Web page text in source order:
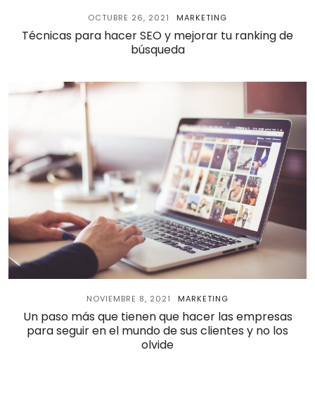
OCTUBRE 26, 2021 MARKETING
Técnicas para hacer SEO y mejorar tu ranking de
búsqueda
NOVIEMBRE 8, 2021 MARKETING
Un paso más que tienen que hacer las empresas
para seguir en el mundo de sus clientes y no los
olvide